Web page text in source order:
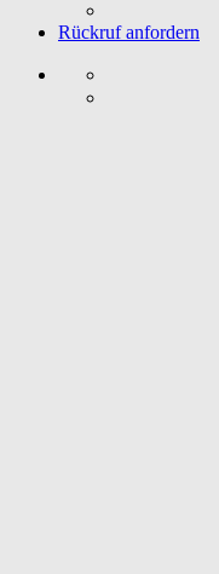
Rückruf anfordern